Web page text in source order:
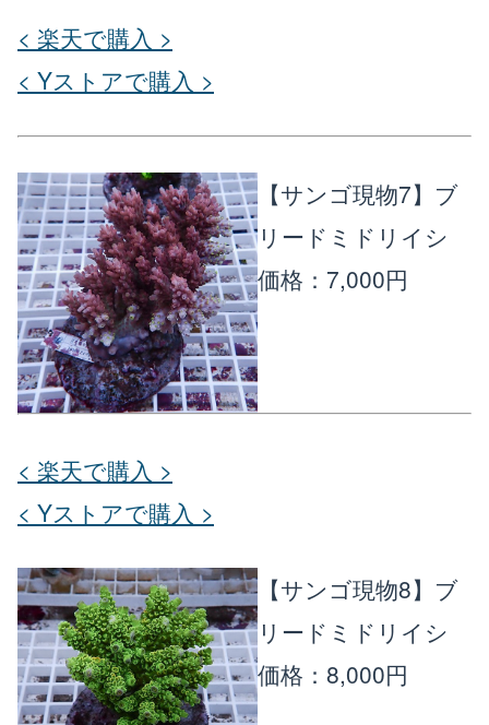
< 楽天で購入 >
< Yストアで購入 >
【サンゴ現物7】ブ
リードミドリイシ
価格：7,000円
< 楽天で購入 >
< Yストアで購入 >
【サンゴ現物8】ブ
リードミドリイシ
価格：8,000円